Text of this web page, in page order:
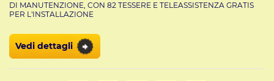
DI MANUTENZIONE, CON 82 TESSERE E TELEASSISTENZA GRATIS
PER L'INSTALLAZIONE
Vedi dettagli